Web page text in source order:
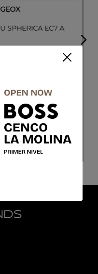
GEOX
U SPHERICA EC7 A
Colores
Negro
$ 109.50 $
COMPRAR